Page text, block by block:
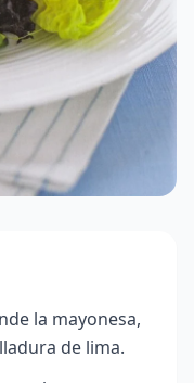
la mayonesa,
de lima.